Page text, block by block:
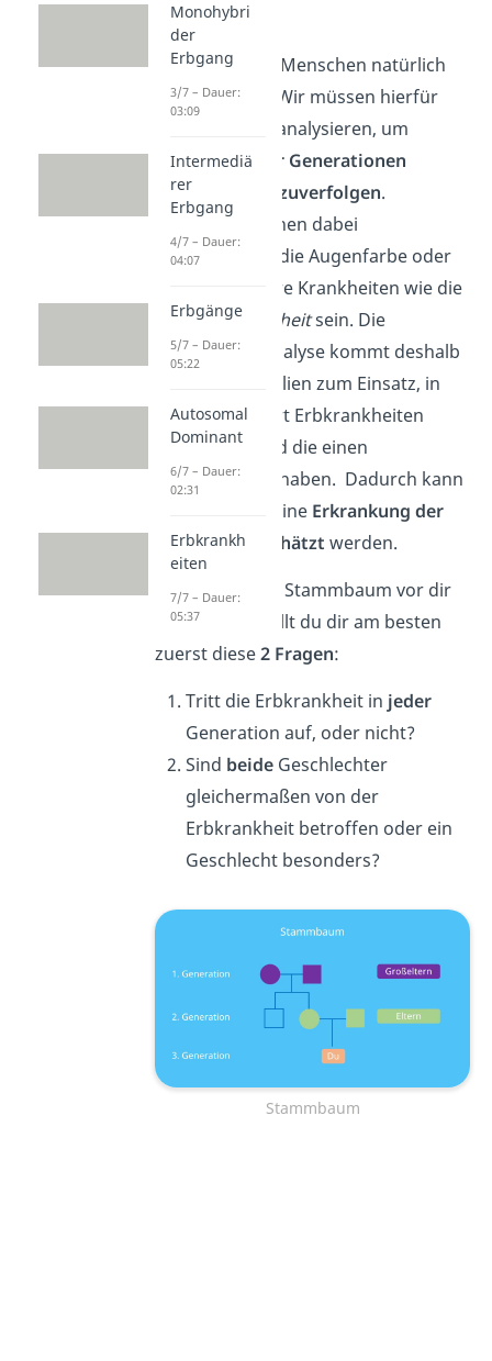
kannst.
Das ist bei uns Menschen natürlich
nicht möglich. Wir müssen hierfür
Stammbäume analysieren, um
Merkmale über Generationen
hinweg zurückzuverfolgen.
Merkmale können dabei
beispielsweise die Augenfarbe oder
auch vererbbare Krankheiten wie die
Rot-Grün-Blindheitsein. Die
Stammbaumanalyse kommt deshalb
häufig bei Familien zum Einsatz, in
denen vermehrt Erbkrankheiten
auftauchen und die einen
Kinderwunsch haben. Dadurch kann
das Risiko für eine Erkrankung der
Kinder eingeschätzt werden.
Wenn du einen Stammbaum vor dir
liegen hast, stellt du dir am besten
zuerst diese2 Fragen:
Tritt die Erbkrankheit in jeder
Generation auf, oder nicht?
Sind beide Geschlechter
gleichermaßen von der
Erbkrankheit betroffen oder ein
Geschlecht besonders?
Stammbaum
Monohybri
der
Erbgang
3/7 – Dauer:
03:09
Intermediä
rer
Erbgang
4/7 – Dauer:
04:07
Erbgänge
5/7 – Dauer:
05:22
Autosomal
Dominant
6/7 – Dauer:
02:31
Erbkrankh
eiten
7/7 – Dauer:
05:37